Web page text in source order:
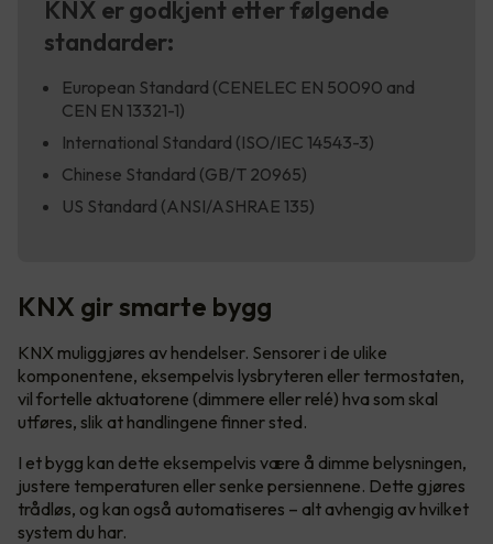
KNX er godkjent etter følgende
standarder:
European Standard (CENELEC EN 50090 and
CEN EN 13321-1)
International Standard (ISO/IEC 14543-3)
Chinese Standard (GB/T 20965)
US Standard (ANSI/ASHRAE 135)
KNX gir smarte bygg
KNX muliggjøres av hendelser. Sensorer i de ulike
komponentene, eksempelvis lysbryteren eller termostaten,
vil fortelle aktuatorene (dimmere eller relé) hva som skal
utføres, slik at handlingene finner sted.
I et bygg kan dette eksempelvis være å dimme belysningen,
justere temperaturen eller senke persiennene. Dette gjøres
trådløs, og kan også automatiseres – alt avhengig av hvilket
system du har.